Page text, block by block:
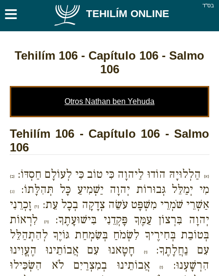
בס''ד ≡ TEHILÍM ONLINE
Tehilím 106 - Capítulo 106 - Salmo
106
Otros Nathan ben Yehuda
Tehilím 106 - Capítulo 106 - Salmo
106
{א} הַלְלוּיָהּ הוֹדוּ לַיהוָה כִּי טוֹב כִּי לְעוֹלָם חַסְדּוֹ: {ב}
מִי יְמַלֵּל גְּבוּרוֹת יְהוָה יַשְׁמִיעַ כָּל תְּהִלָּתוֹ: {ג}
אַשְׁרֵי שֹׁמְרֵי מִשְׁפָּט עֹשֵׂה צְדָקָה בְכָל עֵת: {ד}זָכְרֵנִי
יְהוָה בִּרְצוֹן עַמֶּךָ פָּקְדֵנִי בִּישׁוּעָתֶךָ:
{ה}לִרְאוֹת
בְּטוֹבַת בְּחִירֶיךָ לִשְׂמֹחַ בְּשִׂמְחַת גּוֹיֶךָ לְהִתְהַלֵּל
עִם נַחֲלָתֶךָ:{ו}
חָטָאנוּ עִם אֲבוֹתֵינוּ הֶעֱוִינוּ
הִרְשָׁעְנוּ:
{ז}אֲבוֹתֵינוּ בְמִצְרַיִם לֹא הִשְׂכִּילוּ